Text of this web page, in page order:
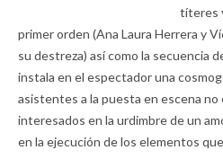
títeres
primer orden (Ana Laura Herrera y
su destreza) así como la secuencia
instala en el espectador una
asistentes a la puesta en escena
interesados en la urdimbre de un
en la ejecución de los elementos